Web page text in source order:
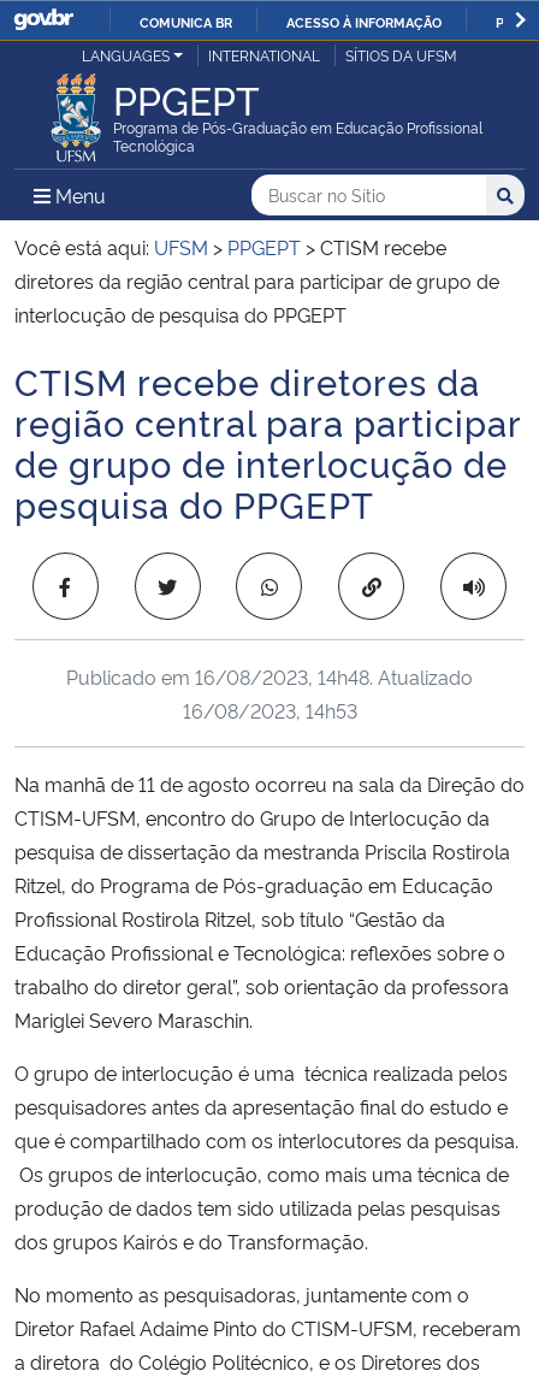
IR
O
COMUNICA BR ACESSO À INFORMAÇÃO
Ministério da Justiça e Segurança Pública
Ministério da Defesa
Ministério das Relações Exteriores
Ministério da Economia
Ministério da Infraestrutura
Ministério da Agricultura, Pecuária e Abastecimento
Ministério da Educação
Ministério da Cidadania
Ministério da Saúde
Ministério de Minas e Energia
Ministério da Ciência, Tecnologia, Inovações e Comunicações
Ministério do Meio Ambiente
Ministério do Turismo
Ministério do Desenvolvimento Regional
Controladoria-Geral da União
Ministério da Mulher, da Família e dos Direitos Humanos
Secretaria-Geral
Secretaria de Governo
Gabinete de Segurança Institucional
Advocacia-Geral da União
LANGUAGES INTERNATIONAL SÍTIOS DA UFSM
PPGEPT
Programa de Pós-Graduação em Educação Profissional
Tecnológica
Menu Menu Principal do Sítio
Busca
Buscar no no Sítio
Busca:
Você está aqui: UFSM > PPGEPT >CTISM recebe
diretores da região central para participar de grupo de
interlocução de pesquisa do PPGEPT
Início do conteúdo
CTISM recebe diretores da
região central para participar
de grupo de interlocução de
pesquisa do PPGEPT
Copiar para área
Publicado em 16/08/2023, 14h48. Atualizado
16/08/2023, 14h53
Na manhã de 11 de agosto ocorreu na sala da Direção do
CTISM-UFSM, encontro do Grupo de Interlocução da
pesquisa de dissertação da mestranda Priscila Rostirola
Ritzel, do Programa de Pós-graduação em Educação
Profissional Rostirola Ritzel, sob título “Gestão da
Educação Profissional e Tecnológica: reflexões sobre o
trabalho do diretor geral”, sob orientação da professora
Mariglei Severo Maraschin.
O grupo de interlocução é uma técnica realizada pelos
pesquisadores antes da apresentação final do estudo e
que é compartilhado com os interlocutores da pesquisa.
Os grupos de interlocução, como mais uma técnica de
produção de dados tem sido utilizada pelas pesquisas
dos grupos Kairós e do Transformação.
No momento as pesquisadoras, juntamente com o
Diretor Rafael Adaime Pinto do CTISM-UFSM, receberam
a diretora do Colégio Politécnico, e os Diretores dos